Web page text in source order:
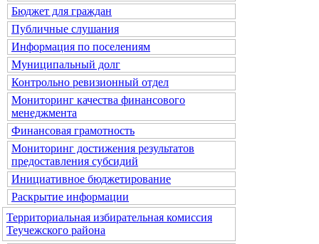
Бюджет для граждан
Публичные слушания
Информация по поселениям
Муниципальный долг
Контрольно ревизионный отдел
Мониторинг качества финансового
менеджмента
Финансовая грамотность
Мониторинг достижения результатов
предоставления субсидий
Инициативное бюджетирование
Раскрытие информации
Территориальная избирательная комиссия
Теучежского района